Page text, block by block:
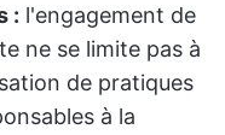
: l'engagement de
ne se limite pas à
de pratiques
à la